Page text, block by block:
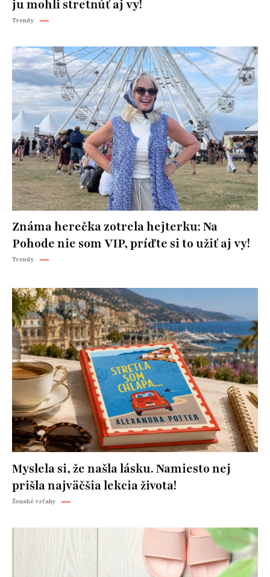
ju mohli stretnúť aj vy!
Trendy
Známa herečka zotrela hejterku: Na
Pohode nie som VIP, príďte si to užiť aj vy!
Trendy
Myslela si, že našla lásku. Namiesto nej
prišla najväčšia lekcia života!
Ženské vzťahy